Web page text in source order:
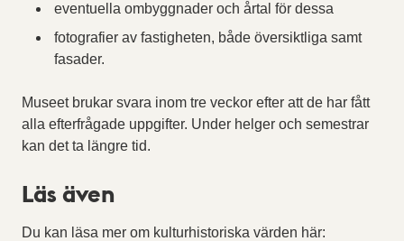
eventuella ombyggnader och årtal för dessa
fotografier av fastigheten, både översiktliga samt
fasader.
Museet brukar svara inom tre veckor efter att de har fått
alla efterfrågade uppgifter. Under helger och semestrar
kan det ta längre tid.
Läs även
Du kan läsa mer om kulturhistoriska värden här: